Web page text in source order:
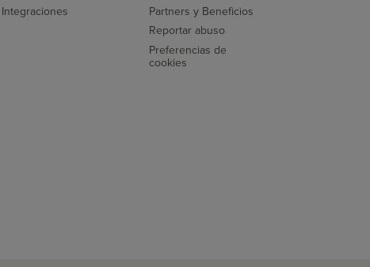
Integraciones
Partners y Beneficios
Reportar abuso
Preferencias de
cookies